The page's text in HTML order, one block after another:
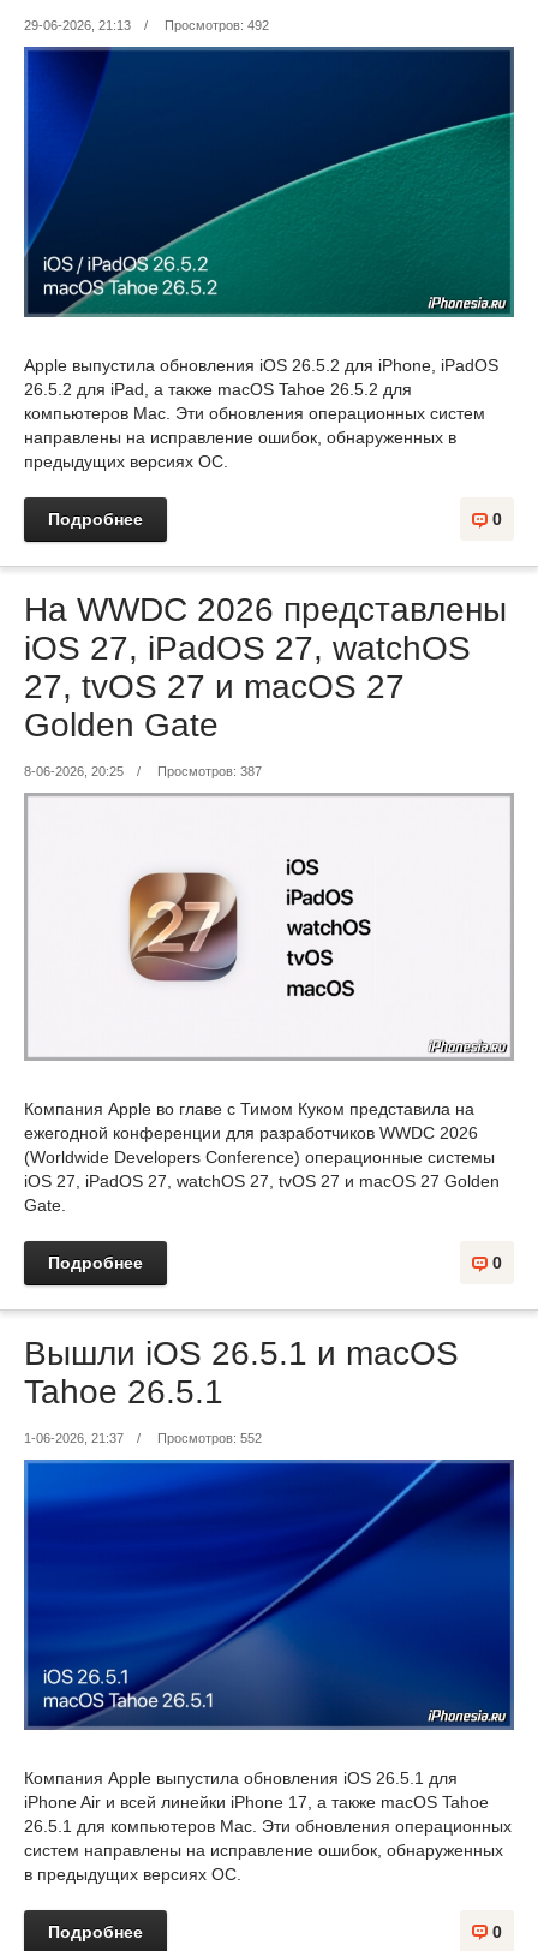
29-06-2026, 21:13 / Просмотров: 492
Apple выпустила обновления iOS 26.5.2 для iPhone, iPadOS
26.5.2 для iPad, а также macOS Tahoe 26.5.2 для
компьютеров Mac. Эти обновления операционных систем
направлены на исправление ошибок, обнаруженных в
предыдущих версиях ОС.
Подробнее 0
На WWDC 2026 представлены
iOS 27, iPadOS 27, watchOS
27, tvOS 27 и macOS 27
Golden Gate
8-06-2026, 20:25 / Просмотров: 387
Компания Apple во главе с Тимом Куком представила на
ежегодной конференции для разработчиков WWDC 2026
(Worldwide Developers Conference) операционные системы
iOS 27, iPadOS 27, watchOS 27, tvOS 27 и macOS 27 Golden
Gate.
Подробнее 0
Вышли iOS 26.5.1 и macOS
Tahoe 26.5.1
1-06-2026, 21:37 / Просмотров: 552
Компания Apple выпустила обновления iOS 26.5.1 для
iPhone Air и всей линейки iPhone 17, а также macOS Tahoe
26.5.1 для компьютеров Mac. Эти обновления операционных
систем направлены на исправление ошибок, обнаруженных
в предыдущих версиях ОС.
Подробнее 0